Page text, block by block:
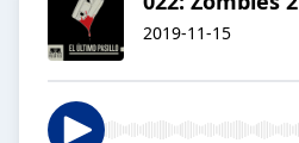
2019-11-15